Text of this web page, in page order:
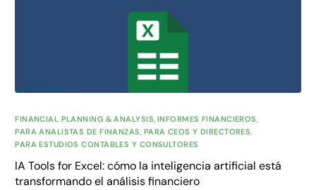
FINANCIAL PLANNING & ANALYSIS, INFORMES FINANCIEROS,
PARA ANALISTAS DE FINANZAS, PARA CEOS Y DIRECTORES,
PARA ESTUDIOS CONTABLES Y CONSULTORES
IA Tools for Excel: cómo la inteligencia artificial está
transformando el análisis financiero